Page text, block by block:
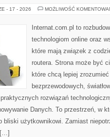
- 17 - 2026 MOŻLIWOŚĆ
Internat.com.pl to
technologiom online oraz
które mają związek z
routera. Strona może być
które chcą lepiej
bezprzewodowych,
rozwiązań
Danych. To przestrzeń, w
bliski użytkownikowi. Zamiast
[…]